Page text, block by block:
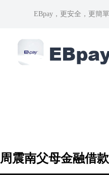
EBpay，更安全，更簡單
周震南父母金融借